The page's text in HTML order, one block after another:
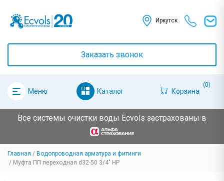
Иркутск
Заказать звонок
Меню Каталог Корзина
(0)
Все системы очистки воды Ecvols застрахованы в
Главная
Водопроводная арматура и фитинги
Муфта ПП переходная d32-50 3/4" НР